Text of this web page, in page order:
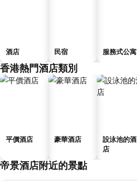
酒店 民宿 服務式公寓
香港熱門酒店類別
平價酒店 豪華酒店
設泳池的酒
店
帝景酒店附近的景點